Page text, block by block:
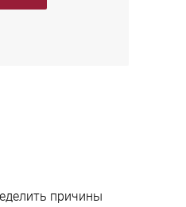
причины